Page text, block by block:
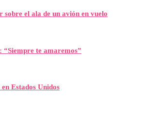
el ala de un avión en vuelo
te amaremos”
Estados Unidos